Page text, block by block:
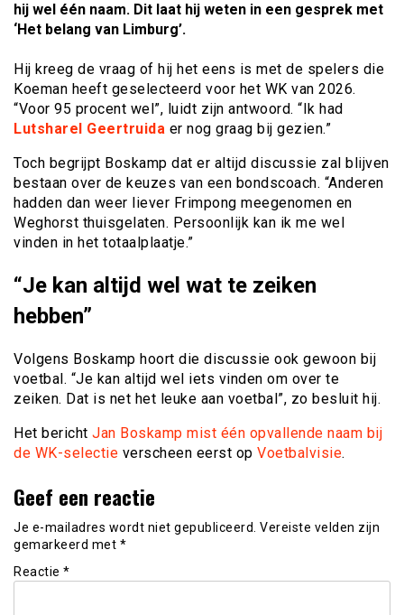
hij wel één naam. Dit laat hij weten in een gesprek met
‘Het belang van Limburg’.
Hij kreeg de vraag of hij het eens is met de spelers die
Koeman heeft geselecteerd voor het WK van 2026.
“Voor 95 procent wel”, luidt zijn antwoord. “Ik had
Lutsharel Geertruida er nog graag bij gezien.”
Toch begrijpt Boskamp dat er altijd discussie zal blijven
bestaan over de keuzes van een bondscoach. “Anderen
hadden dan weer liever Frimpong meegenomen en
Weghorst thuisgelaten. Persoonlijk kan ik me wel
vinden in het totaalplaatje.”
“Je kan altijd wel wat te zeiken
hebben”
Volgens Boskamp hoort die discussie ook gewoon bij
voetbal. “Je kan altijd wel iets vinden om over te
zeiken. Dat is net het leuke aan voetbal”, zo besluit hij.
Het bericht Jan Boskamp mist één opvallende naam bij
de WK-selectie verscheen eerst op Voetbalvisie.
Geef een reactie
Je e-mailadres wordt niet gepubliceerd. Vereiste velden zijn
gemarkeerd met *
Reactie *